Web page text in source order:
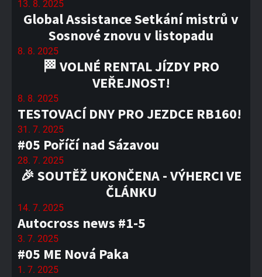
13. 8. 2025
Global Assistance Setkání mistrů v
Sosnové znovu v listopadu
8. 8. 2025
🏁 VOLNÉ RENTAL JÍZDY PRO
VEŘEJNOST!
8. 8. 2025
TESTOVACÍ DNY PRO JEZDCE RB160!
31. 7. 2025
#05 Poříčí nad Sázavou
28. 7. 2025
🎉 SOUTĚŽ UKONČENA - VÝHERCI VE
ČLÁNKU
14. 7. 2025
Autocross news #1-5
3. 7. 2025
#05 ME Nová Paka
1. 7. 2025